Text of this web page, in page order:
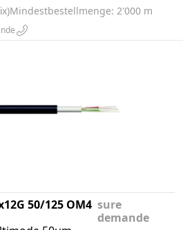
Mindestbestellmenge: 2'000 m
50/125 OM4 sure
demande